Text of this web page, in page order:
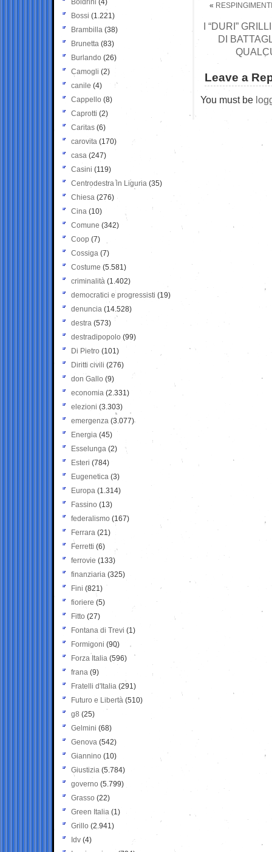
«
I “DURI”
DI
Leave a
You must be
Boldrini (4)
Bossi (1.221)
Brambilla (38)
Brunetta (83)
Burlando (26)
Camogli (2)
canile (4)
Cappello (8)
Caprotti (2)
Caritas (6)
carovita (170)
casa (247)
Casini (119)
Centrodestra in Liguria (35)
Chiesa (276)
Cina (10)
Comune (342)
Coop (7)
Cossiga (7)
Costume (5.581)
criminalità (1.402)
democratici e progressisti (19)
denuncia (14.528)
destra (573)
destradipopolo (99)
Di Pietro (101)
Diritti civili (276)
don Gallo (9)
economia (2.331)
elezioni (3.303)
emergenza (3.077)
Energia (45)
Esselunga (2)
Esteri (784)
Eugenetica (3)
Europa (1.314)
Fassino (13)
federalismo (167)
Ferrara (21)
Ferretti (6)
ferrovie (133)
finanziaria (325)
Fini (821)
fioriere (5)
Fitto (27)
Fontana di Trevi (1)
Formigoni (90)
Forza Italia (596)
frana (9)
Fratelli d'Italia (291)
Futuro e Libertà (510)
g8 (25)
Gelmini (68)
Genova (542)
Giannino (10)
Giustizia (5.784)
governo (5.799)
Grasso (22)
Green Italia (1)
Grillo (2.941)
Idv (4)